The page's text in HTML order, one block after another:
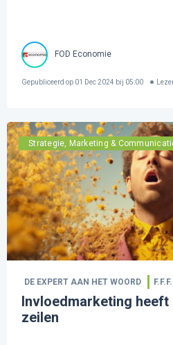
FOD Economie
Gepubliceerd op 01 Dec 2024 bij 05:00
Strategie, Marketing &
DE EXPERT AAN HET WOORD F.F.F.
Invloedmarketing heeft
zeilen